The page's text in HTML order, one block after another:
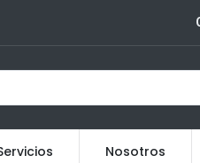
Nosotros